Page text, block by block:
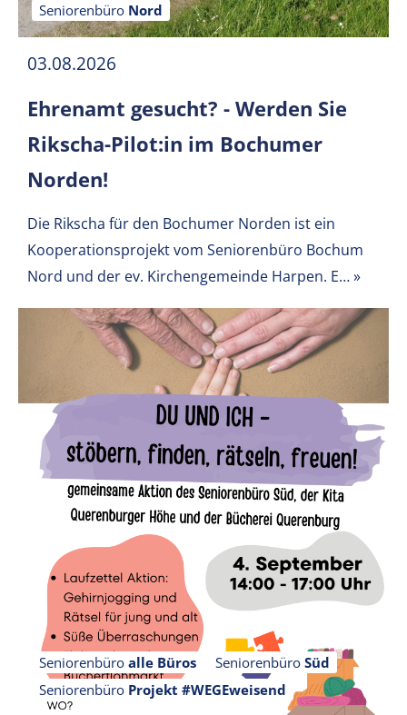
Seniorenbüro Nord
03.08.2026
Ehrenamt gesucht? - Werden Sie
Rikscha-Pilot:in im Bochumer
Norden!
Die Rikscha für den Bochumer Norden ist ein
Kooperationsprojekt vom Seniorenbüro Bochum
Nord und der ev. Kirchengemeinde Harpen. E…»
Seniorenbüro alle Büros Seniorenbüro Süd
Seniorenbüro Projekt #WEGEweisend